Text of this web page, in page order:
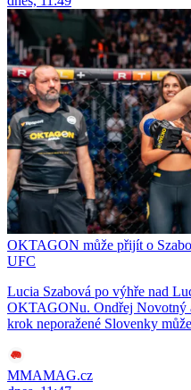
OKTAGON může přijít o
UFC
Lucia Szabová po výhře nad
OKTAGONu. Ondřej Novotný
krok neporažené Slovenky
MMAMAG.cz